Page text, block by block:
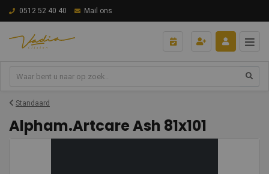
0512 52 40 40 Mail ons
Standaard
Alpham.Artcare Ash 81x101